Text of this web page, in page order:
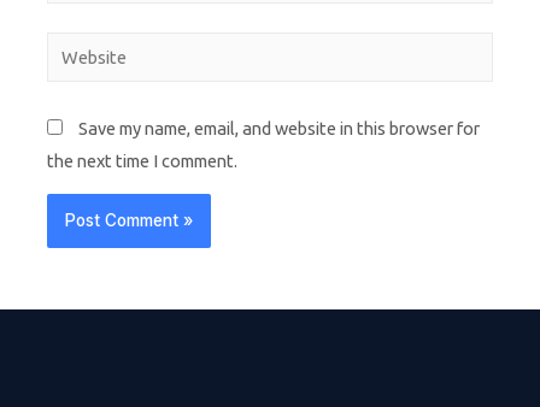
Save my name, email, and website in this browser for
the next time I comment.